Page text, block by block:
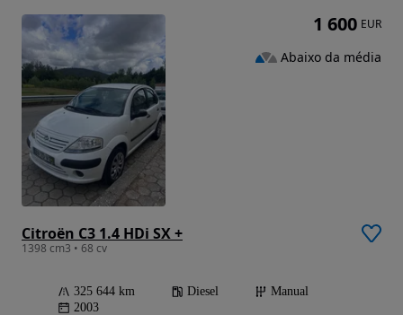
Citroën C3 1.4 HDi SX +
1398 cm3 • 68 cv
325 644 km Diesel
Manual
2003
1 600 EUR
Abaixo da média